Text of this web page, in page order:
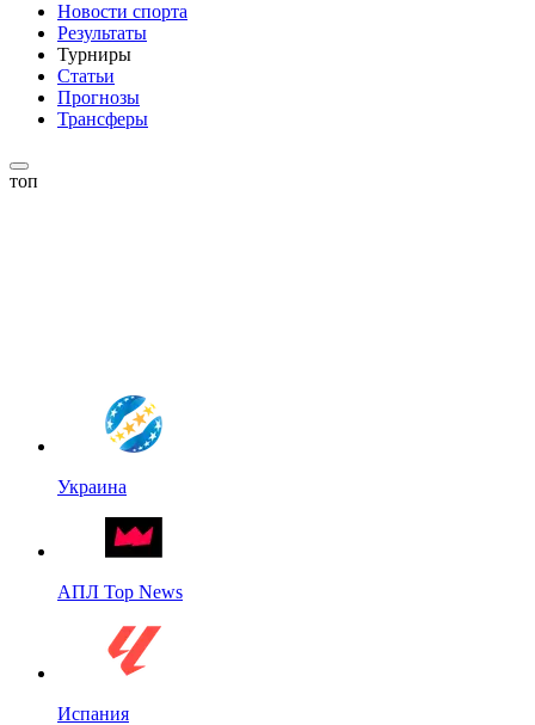
Новости спорта
Результаты
Турниры
Статьи
Прогнозы
Трансферы
топ
Украина
АПЛ Top News
Испания